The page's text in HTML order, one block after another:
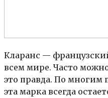
Кларанс —
всем мире. Часто
это правда. По многим
эта марка всегда